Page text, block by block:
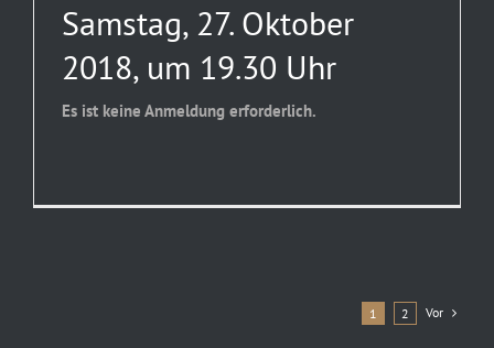
Samstag, 27. Oktober
2018, um 19.30 Uhr
Es ist keine Anmeldung erforderlich.
1 2 Vor